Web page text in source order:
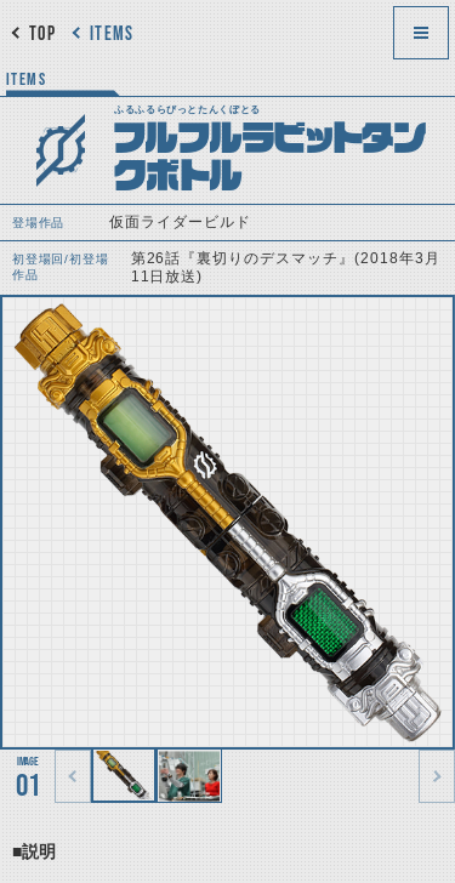
ITEMS
TOP
ITEMS
ふるふるらびっとたんくぼとる
フルフルラビットタン
クボトル
登場作品 仮面ライダービルド
初登場回/初登場
作品
第26話『裏切りのデスマッチ』(2018年3月
11日放送)
01
■説明